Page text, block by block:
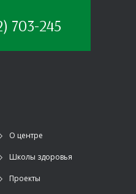
703-245
О центре
Школы здоровья
Проекты